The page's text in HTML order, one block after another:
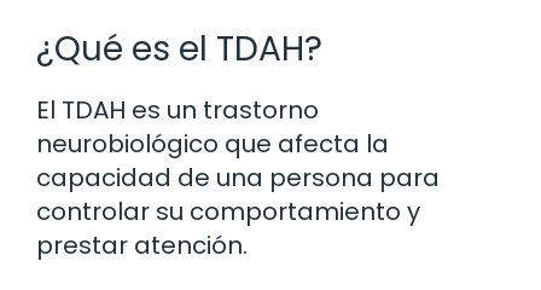
¿Qué es el TDAH?
El TDAH es un trastorno
neurobiológico que afecta la
capacidad de una persona para
controlar su comportamiento y
prestar atención.